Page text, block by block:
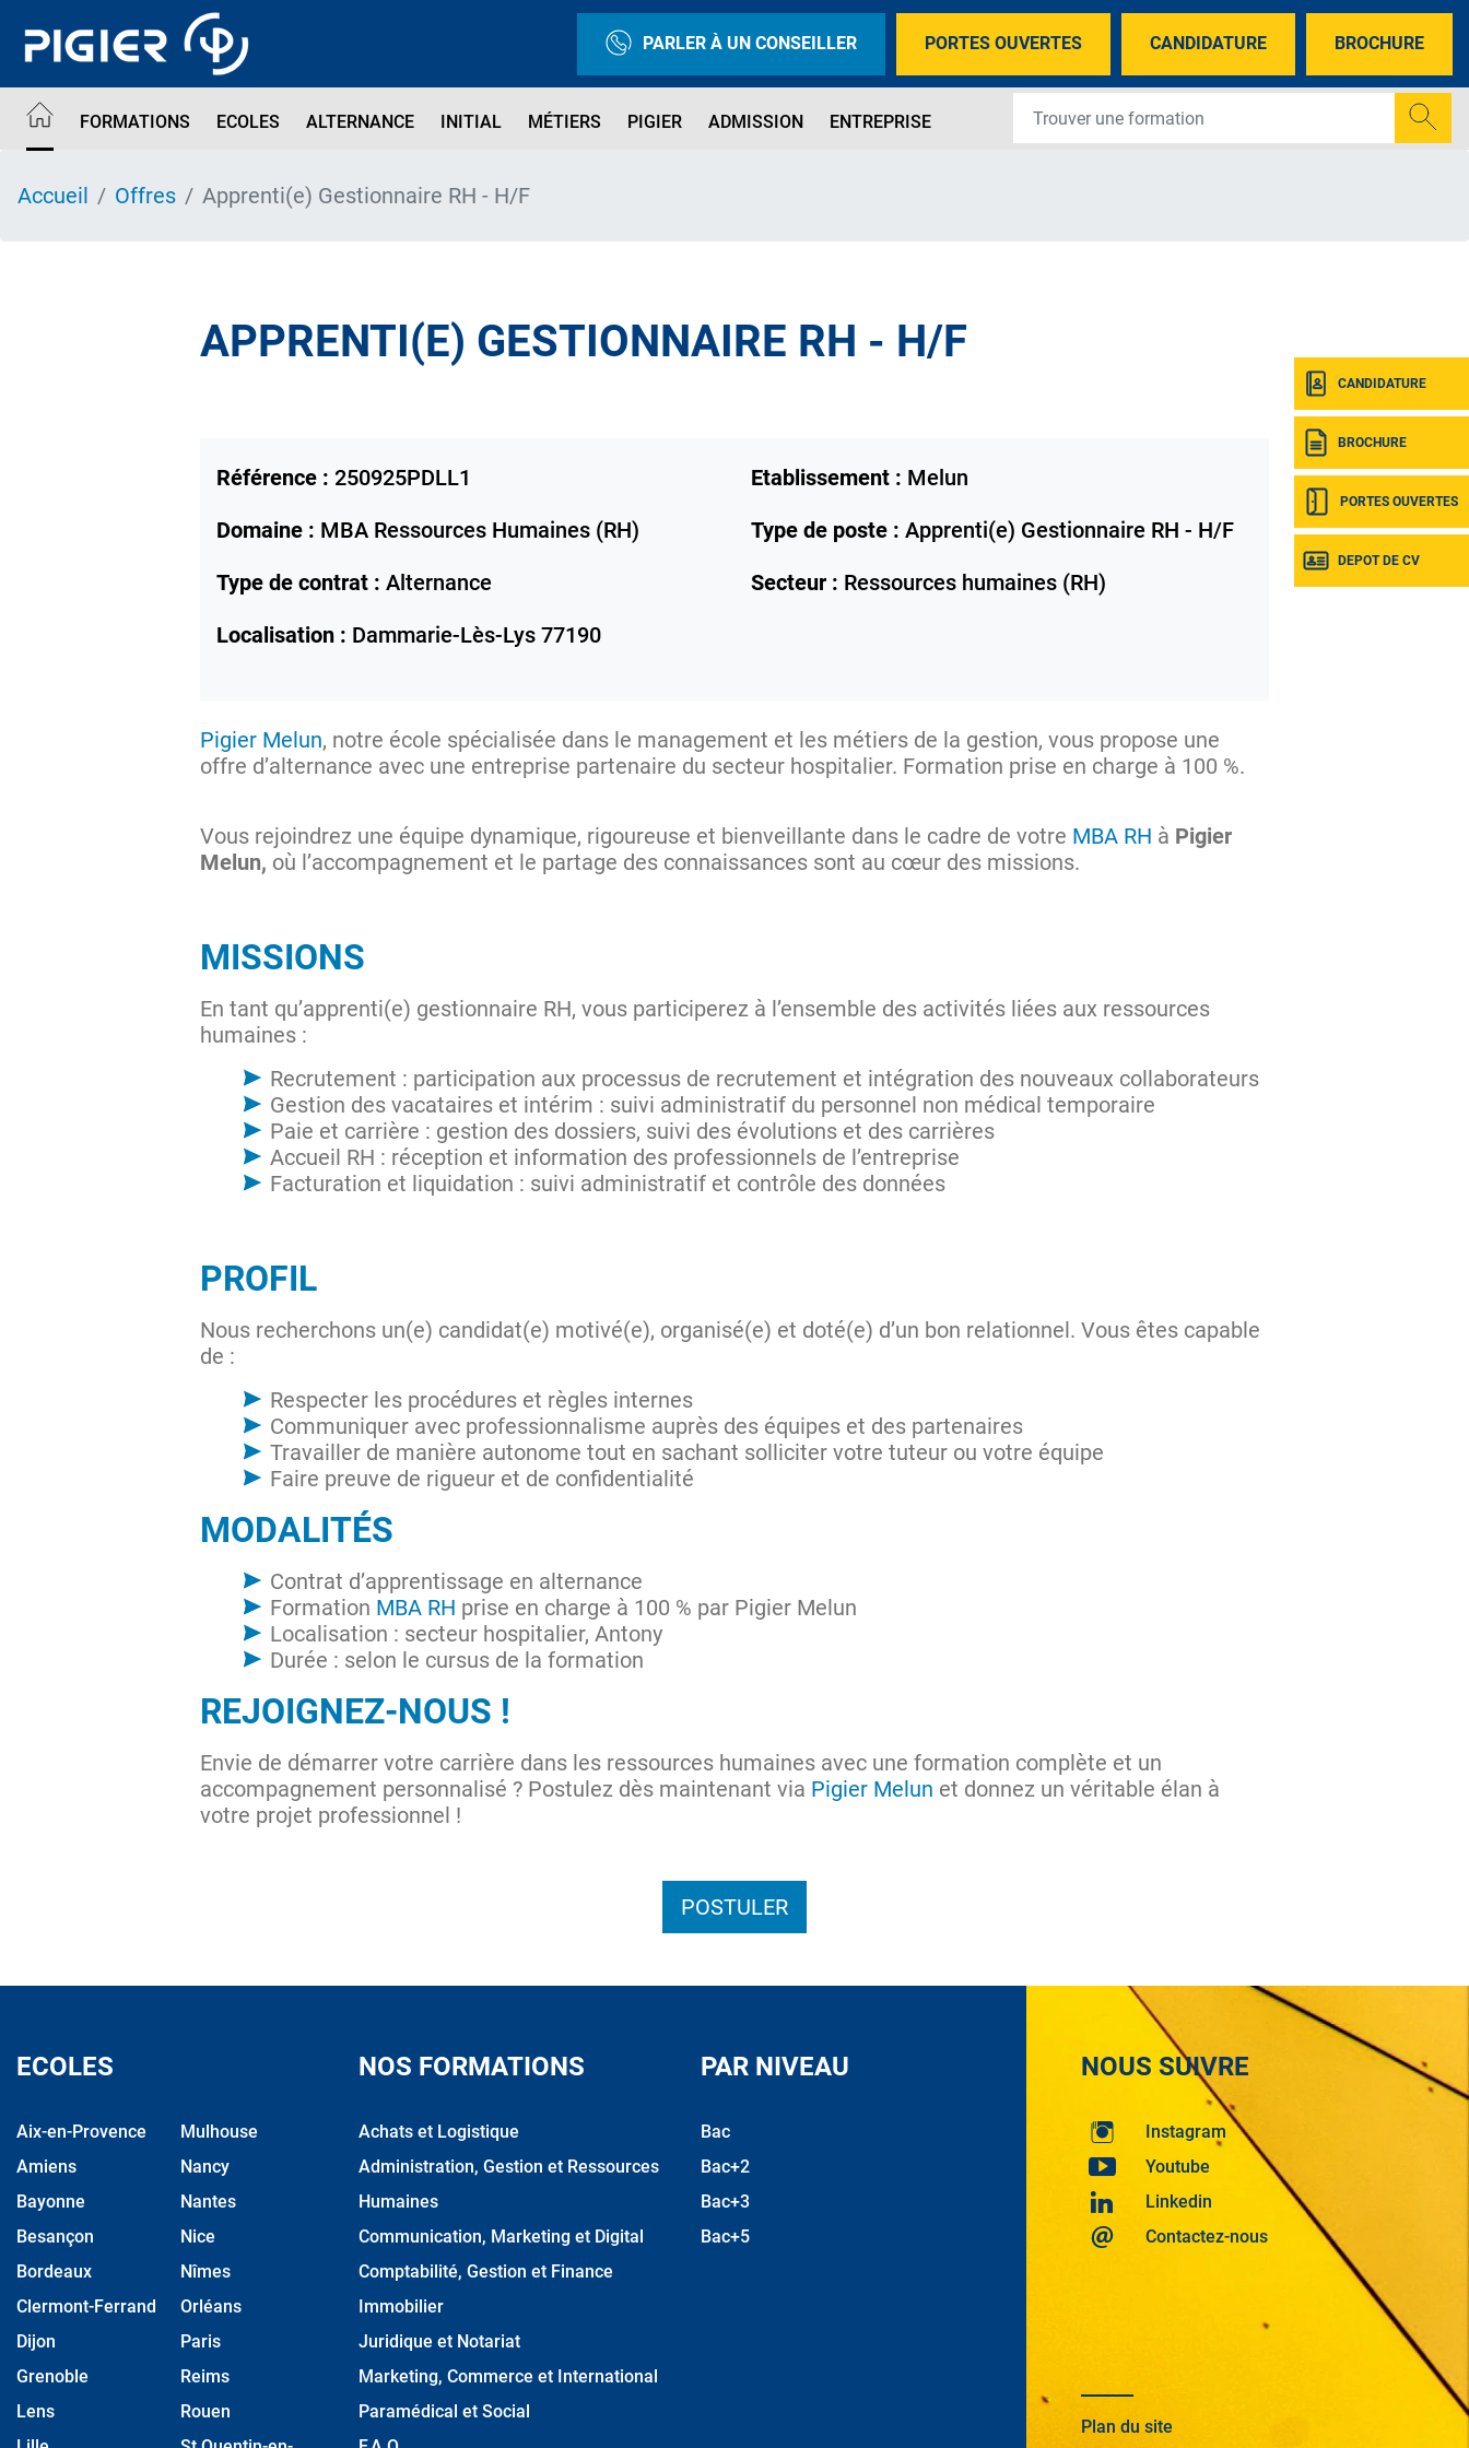
contenu
PARLER À UN CONSEILLER PORTES OUVERTES CANDIDATURE BROCHURE
FORMATIONS ECOLES ALTERNANCE INITIAL MÉTIERS PIGIER ADMISSION ENTREPRISE
CANDIDATURE
BROCHURE
PORTES OUVERTES
DEPOT DE CV
Accueil Offres Apprenti(e) Gestionnaire RH - H/F
APPRENTI(E) GESTIONNAIRE RH - H/F
Référence : 250925PDLL1 Etablissement : Melun
Domaine : MBA Ressources Humaines (RH) Type de poste : Apprenti(e) Gestionnaire RH - H/F
Type de contrat : Alternance Secteur : Ressources humaines (RH)
Localisation : Dammarie-Lès-Lys 77190
Pigier Melun, notre école spécialisée dans le management et les métiers de la gestion, vous propose une
offre d’alternance avec une entreprise partenaire du secteur hospitalier. Formation prise en charge à 100 %.
Vous rejoindrez une équipe dynamique, rigoureuse et bienveillante dans le cadre de votre MBA RH à Pigier
Melun, où l’accompagnement et le partage des connaissances sont au cœur des missions.
MISSIONS
En tant qu’apprenti(e) gestionnaire RH, vous participerez à l’ensemble des activités liées aux ressources
humaines :
Recrutement : participation aux processus de recrutement et intégration des nouveaux collaborateurs
Gestion des vacataires et intérim : suivi administratif du personnel non médical temporaire
Paie et carrière : gestion des dossiers, suivi des évolutions et des carrières
Accueil RH : réception et information des professionnels de l’entreprise
Facturation et liquidation : suivi administratif et contrôle des données
PROFIL
Nous recherchons un(e) candidat(e) motivé(e), organisé(e) et doté(e) d’un bon relationnel. Vous êtes capable
de :
Respecter les procédures et règles internes
Communiquer avec professionnalisme auprès des équipes et des partenaires
Travailler de manière autonome tout en sachant solliciter votre tuteur ou votre équipe
Faire preuve de rigueur et de confidentialité
MODALITÉS
Contrat d’apprentissage en alternance
Formation MBA RH prise en charge à 100 % par Pigier Melun
Localisation : secteur hospitalier, Antony
Durée : selon le cursus de la formation
REJOIGNEZ-NOUS !
Envie de démarrer votre carrière dans les ressources humaines avec une formation complète et un
accompagnement personnalisé ? Postulez dès maintenant via Pigier Melun et donnez un véritable élan à
votre projet professionnel !
POSTULER
ECOLES
Aix-en-Provence
Amiens
Bayonne
Besançon
Bordeaux
Clermont-Ferrand
Dijon
Grenoble
Lens
Mulhouse
Nancy
Nantes
Nice
Nîmes
Orléans
Paris
Reims
Rouen
NOS FORMATIONS
Achats et Logistique
Administration, Gestion et Ressources
Humaines
Communication, Marketing et Digital
Comptabilité, Gestion et Finance
Immobilier
Juridique et Notariat
Marketing, Commerce et International
Paramédical et Social
PAR NIVEAU
Bac
Bac+2
Bac+3
Bac+5
NOUS SUIVRE
Instagram
Youtube
Linkedin
Contactez-nous
Plan du site